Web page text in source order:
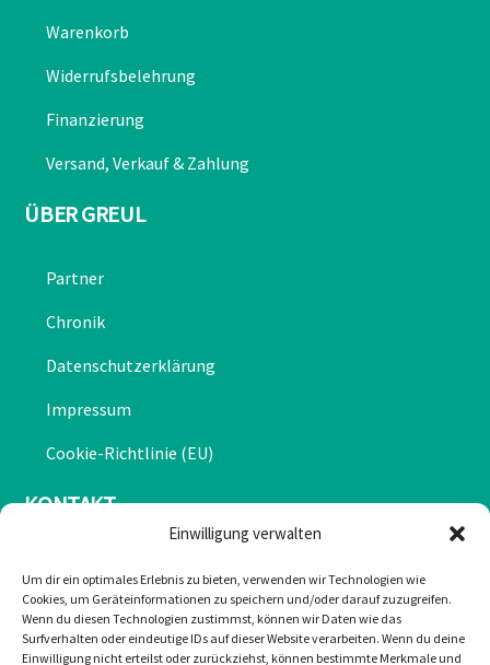
Einwilligung verwalten
Um dir ein optimales Erlebnis zu bieten, verwenden wir Technologien wie
Cookies, um Geräteinformationen zu speichern und/oder darauf zuzugreifen.
Wenn du diesen Technologien zustimmst, können wir Daten wie das
Surfverhalten oder eindeutige IDs auf dieser Website verarbeiten. Wenn du deine
Einwilligung nicht erteilst oder zurückziehst, können bestimmte Merkmale und
Warenkorb
Widerrufsbelehrung
Finanzierung
Versand, Verkauf & Zahlung
ÜBER GREUL
Partner
Chronik
Datenschutzerklärung
Impressum
Cookie-Richtlinie (EU)
KONTAKT
Tel: +43 2755 7272
Texing 20, 3242 Texing